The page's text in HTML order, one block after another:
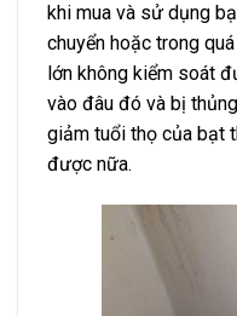
khi mua và sử dụng
chuyển hoặc trong
lớn không kiểm soát
vào đâu đó và bị
giảm tuổi thọ của bạt
được nữa.